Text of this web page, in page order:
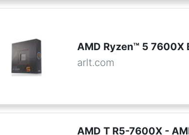
AMD Ryzen™ 5 7600X
arlt.com
AMD T R5-7600X -